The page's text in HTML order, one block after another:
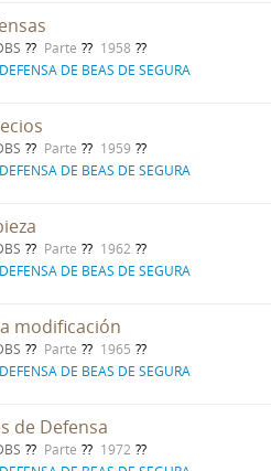
Parte
1958
DE BEAS DE SEGURA
Parte
1959
DE BEAS DE SEGURA
Parte
1962
DE BEAS DE SEGURA
modificación
Parte
1965
DE BEAS DE SEGURA
de Defensa
Parte
1972